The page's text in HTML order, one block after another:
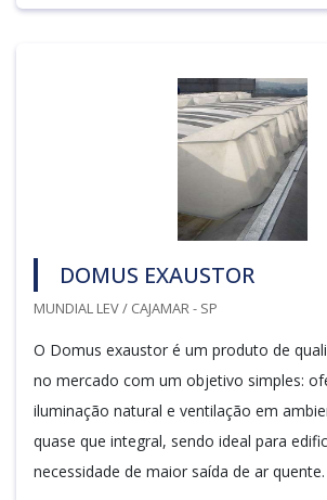
DOMUS EXAUSTOR
MUNDIAL LEV / CAJAMAR - SP
O Domus exaustor é um produto de
no mercado com um objetivo simples:
iluminação natural e ventilação em
quase que integral, sendo ideal para
necessidade de maior saída de ar quente.